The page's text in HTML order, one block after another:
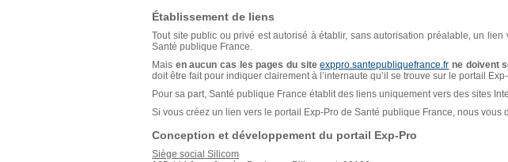
Établissement de liens
Tout site public ou privé est autorisé à établir, sans autorisation préalable, un
Santé publique France.
Mais en aucun cas les pages du siteexppro.santepubliquefrance.fr ne doivent
doit être fait pour indiquer clairement à l’internaute qu’il se trouve sur le portail
Pour sa part, Santé publique France établit des liens uniquement vers des sites
Si vous créez un lien vers le portail Exp-Pro de Santé publique France, nous
Conception et développement du portail Exp-Pro
Siège social Silicom